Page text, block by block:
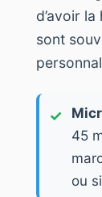
d’avoir
sont
45
ou